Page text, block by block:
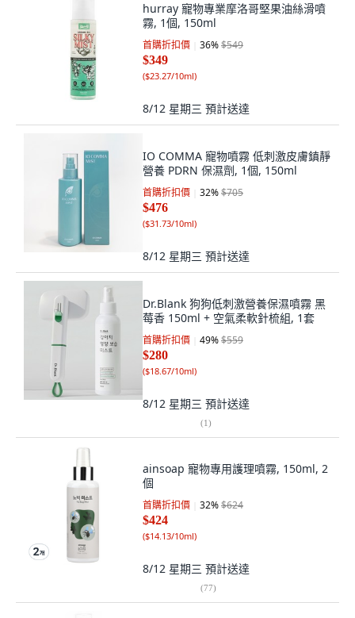
hurray 寵物專業摩洛哥堅果油絲滑噴
霧, 1個, 150ml
首購折扣價 36%$549
$349
($23.27/10ml)
8/12 星期三 預計送達
IO COMMA 寵物噴霧 低刺激皮膚鎮靜
營養 PDRN 保濕劑, 1個, 150ml
首購折扣價 32%$705
$476
($31.73/10ml)
8/12 星期三 預計送達
Dr.Blank 狗狗低刺激營養保濕噴霧 黑
莓香 150ml + 空氣柔軟針梳組, 1套
首購折扣價 49%$559
$280
($18.67/10ml)
8/12 星期三 預計送達
(1)
ainsoap 寵物專用護理噴霧, 150ml, 2
個
首購折扣價 32%$624
$424
($14.13/10ml)
8/12 星期三 預計送達
(77)